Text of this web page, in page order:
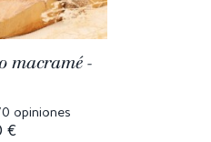
macramé -
opiniones
€